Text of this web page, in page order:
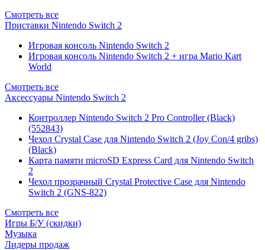
Смотреть все
Приставки Nintendo Switch 2
Игровая консоль Nintendo Switch 2
Игровая консоль Nintendo Switch 2 + игра Mario Kart
World
Смотреть все
Аксессуары Nintendo Switch 2
Контроллер Nintendo Switch 2 Pro Controller (Black)
(552843)
Чехол Сrystal Сase для Nintendo Switch 2 (Joy Con/4 gribs)
(Black)
Карта памяти microSD Express Card для Nintendo Switch
2
Чехол прозрачный Crystal Protective Case для Nintendo
Switch 2 (GNS-822)
Смотреть все
Игры Б/У (скидки)
Музыка
Лидеры продаж